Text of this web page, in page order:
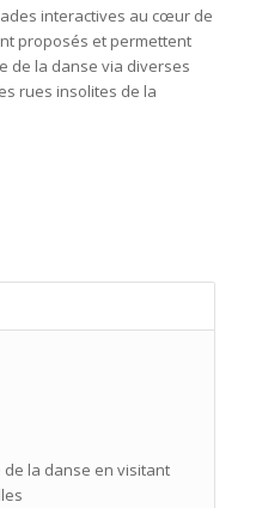
interactives au cœur de
proposés et permettent
de la danse via diverses
rues insolites de la
de la danse en visitant